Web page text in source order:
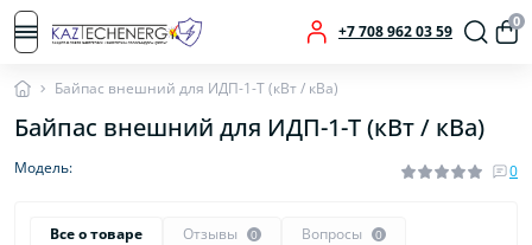
+7 708 962 03 59
0
Байпас внешний для ИДП-1-Т (кВт / кВа)
Байпас внешний для ИДП-1-Т (кВт / кВа)
Модель: 0
Все о товаре Отзывы 0 Вопросы 0